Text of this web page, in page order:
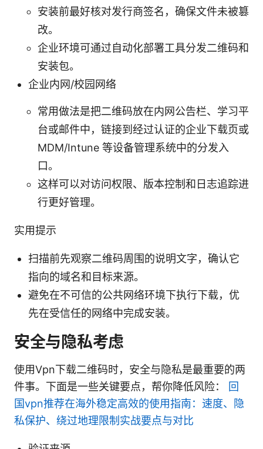
安装前最好核对发行商签名，确保文件未被篡
改。
企业环境可通过自动化部署工具分发二维码和
安装包。
企业内网/校园网络
常用做法是把二维码放在内网公告栏、学习平
台或邮件中，链接到经过认证的企业下载页或
MDM/Intune 等设备管理系统中的分发入
口。
这样可以对访问权限、版本控制和日志追踪进
行更好管理。
实用提示
扫描前先观察二维码周围的说明文字，确认它
指向的域名和目标来源。
避免在不可信的公共网络环境下执行下载，优
先在受信任的网络中完成安装。
安全与隐私考虑
使用Vpn下载二维码时，安全与隐私是最重要的两
件事。下面是一些关键要点，帮你降低风险： 回
国vpn推荐在海外稳定高效的使用指南：速度、隐
私保护、绕过地理限制实战要点与对比